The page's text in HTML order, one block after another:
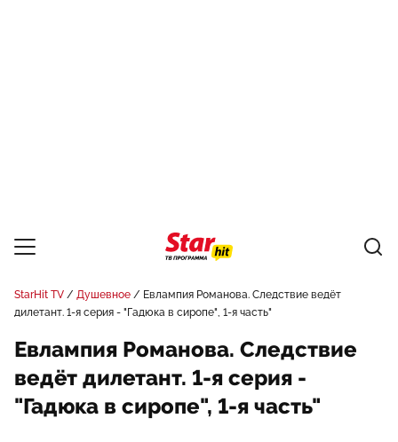
StarHit TV Душевное
Евлампия Романова. Следствие ведёт
дилетант. 1-я серия - "Гадюка в сиропе", 1-я часть"
Евлампия Романова. Следствие
ведёт дилетант. 1-я серия -
"Гадюка в сиропе", 1-я часть"